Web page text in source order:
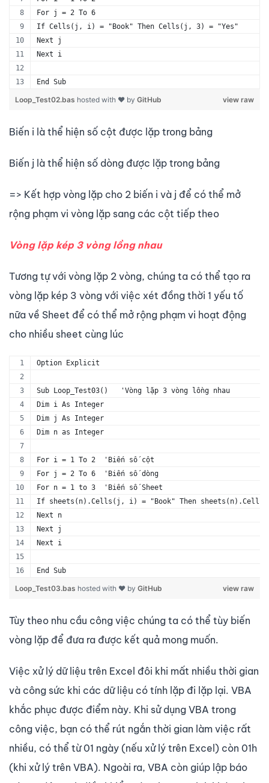
For j = 2 To 6
If Cells(j, i) = "Book" Then Cells(j, 3) = "Yes"
Next j
Next i
End Sub
view raw
Loop_Test02.bas hosted with ❤ by GitHub
Biến i là thể hiện số cột được lặp trong bảng
Biến j là thể hiện số dòng được lặp trong bảng
=> Kết hợp vòng lặp cho 2 biến i và j để có thể mở
rộng phạm vi vòng lặp sang các cột tiếp theo
Vòng lặp kép 3 vòng lồng nhau
Tương tự với vòng lặp 2 vòng, chúng ta có thể tạo ra
vòng lặp kép 3 vòng với việc xét đồng thời 1 yếu tố
nữa về Sheet để có thể mở rộng phạm vi hoạt động
cho nhiều sheet cùng lúc
Option Explicit
Sub Loop_Test03()   'Vòng lặp 3 vòng lồng nhau
Dim i As Integer
Dim j As Integer
Dim n as Integer
For i = 1 To 2  'Biến số cột
For j = 2 To 6  'Biến số dòng
For n = 1 to 3  'Biến số Sheet
If sheets(n).Cells(j, i) = "Book" Then
Next n
Next j
Next i
End Sub
view raw
Loop_Test03.bas hosted with ❤ by GitHub
Tùy theo nhu cầu công việc chúng ta có thể tùy biến
vòng lặp để đưa ra được kết quả mong muốn.
Việc xử lý dữ liệu trên Excel đôi khi mất nhiều thời gian
và công sức khi các dữ liệu có tính lặp đi lặp lại. VBA
khắc phục được điểm này. Khi sử dụng VBA trong
công việc, bạn có thể rút ngắn thời gian làm việc rất
nhiều, có thể từ 01 ngày (nếu xử lý trên Excel) còn 01h
(khi xử lý trên VBA). Ngoài ra, VBA còn giúp lập báo